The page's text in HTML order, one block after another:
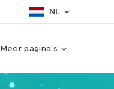
NL
Meer pagina's